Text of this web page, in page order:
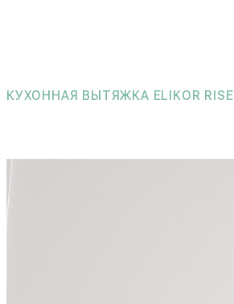
КУХОННАЯ ВЫТЯЖКА ELIKOR RISE